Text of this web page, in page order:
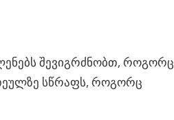
შევიგრძნობთ, როგორც
სწრაფს, როგორც